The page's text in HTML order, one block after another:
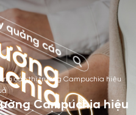
cáo thị trường Campuchia hiệu
Campuchia hiệu